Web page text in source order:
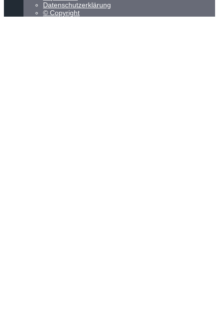
Datenschutzerklärung
© Copyright